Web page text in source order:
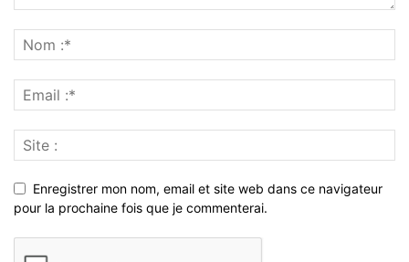
Enregistrer mon nom, email et site web dans ce navigateur
pour la prochaine fois que je commenterai.